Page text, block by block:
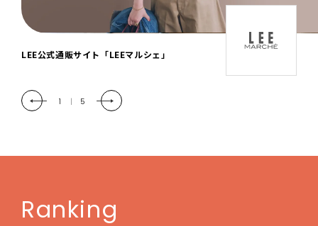
「LEE DAYS」本物志向にときめく。大人カ
2 | 5
Ranking